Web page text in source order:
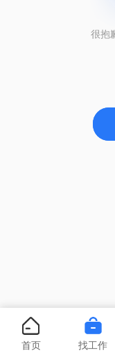
很抱
首页 找工作